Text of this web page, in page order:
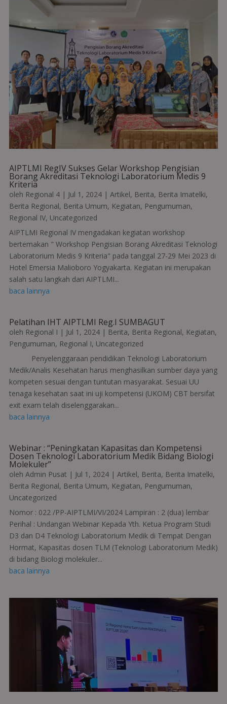
AIPTLMI RegIV Sukses Gelar Workshop Pengisian
Borang Akreditasi Teknologi Laboratorium Medis 9
Kriteria
oleh Regional 4| Jul 1, 2024| Artikel, Berita, Berita Imatelki,
Berita Regional, Berita Umum, Kegiatan, Pengumuman,
Regional IV, Uncategorized
AIPTLMI Regional IV mengadakan kegiatan workshop
bertemakan " Workshop Pengisian Borang Akreditasi Teknologi
Laboratorium Medis 9 Kriteria" pada tanggal 27-29 Mei 2023 di
Hotel Emersia Malioboro Yogyakarta. Kegiatan ini merupakan
salah satu langkah dari AIPTLMI...
baca lainnya
Pelatihan IHT AIPTLMI Reg.I SUMBAGUT
oleh Regional I | Jul 1, 2024| Berita, Berita Regional, Kegiatan,
Pengumuman, Regional I, Uncategorized
Penyelenggaraan pendidikan Teknologi Laboratorium
Medik/Analis Kesehatan harus menghasilkan sumber daya yang
kompeten sesuai dengan tuntutan masyarakat. Sesuai UU
tenaga kesehatan saat ini uji kompetensi (UKOM) CBT bersifat
exit exam telah diselenggarakan...
baca lainnya
Webinar : “Peningkatan Kapasitas dan Kompetensi
Dosen Teknologi Laboratorium Medik Bidang Biologi
Molekuler”
oleh Admin Pusat | Jul 1, 2024| Artikel, Berita, Berita Imatelki,
Berita Regional, Berita Umum, Kegiatan, Pengumuman,
Uncategorized
Nomor : 022 /PP-AIPTLMI/VI/2024 Lampiran : 2 (dua) lembar
Perihal : Undangan Webinar Kepada Yth. Ketua Program Studi
D3 dan D4 Teknologi Laboratorium Medik di Tempat Dengan
Hormat, Kapasitas dosen TLM (Teknologi Laboratorium Medik)
di bidang Biologi molekuler...
baca lainnya